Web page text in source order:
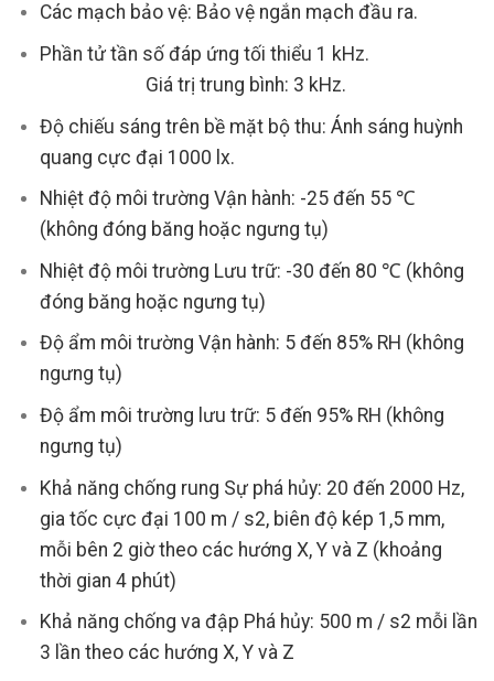
Các mạch bảo vệ: Bảo vệ ngắn mạch đầu ra.
Phần tử tần số đáp ứng tối thiểu 1 kHz.
Giá trị trung bình: 3 kHz.
Độ chiếu sáng trên bề mặt bộ thu: Ánh sáng huỳnh
quang cực đại 1000 lx.
Nhiệt độ môi trường Vận hành: -25 đến 55 ℃
(không đóng băng hoặc ngưng tụ)
Nhiệt độ môi trường Lưu trữ: -30 đến 80 ℃ (không
đóng băng hoặc ngưng tụ)
Độ ẩm môi trường Vận hành: 5 đến 85% RH (không
ngưng tụ)
Độ ẩm môi trường lưu trữ: 5 đến 95% RH (không
ngưng tụ)
Khả năng chống rung Sự phá hủy: 20 đến 2000 Hz,
gia tốc cực đại 100 m / s2, biên độ kép 1,5 mm,
mỗi bên 2 giờ theo các hướng X, Y và Z (khoảng
thời gian 4 phút)
Khả năng chống va đập Phá hủy: 500 m / s2 mỗi lần
3 lần theo các hướng X, Y và Z